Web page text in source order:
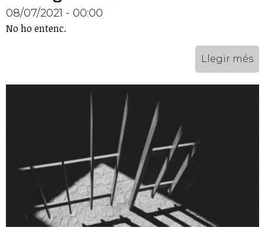
08/07/2021 - 00:00
No ho entenc.
Llegir més